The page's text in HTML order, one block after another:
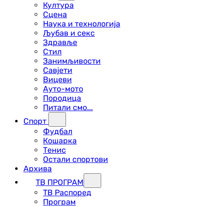
Култура
Сцена
Наука и технологија
Љубав и секс
Здравље
Стил
Занимљивости
Савјети
Вицеви
Ауто-мото
Породица
Питали смо...
Спорт
Фудбал
Кошарка
Тенис
Остали спортови
Архива
ТВ ПРОГРАМ
ТВ Распоред
Програм